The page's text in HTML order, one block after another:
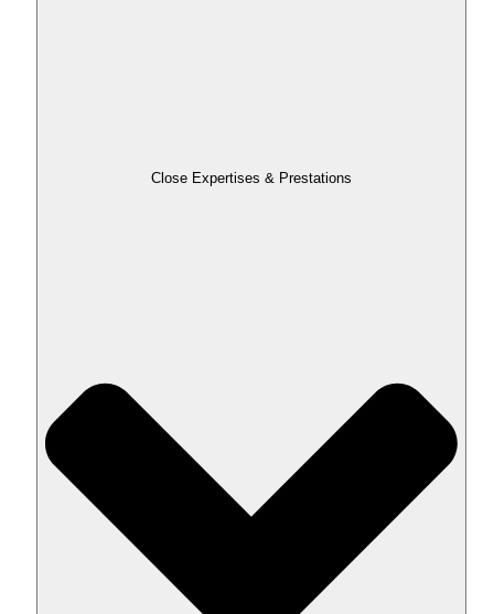
Close Expertises & Prestations